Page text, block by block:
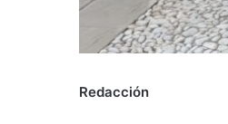
Redacción